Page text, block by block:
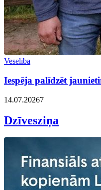
Veselība
Iespēja palīdzēt
14.07.20267
Dzīvesziņa